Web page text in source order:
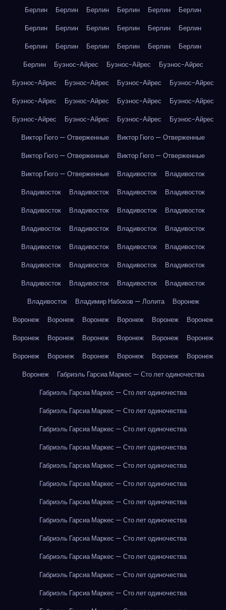
Берлин Берлин Берлин Берлин Берлин
Берлин
Берлин
Берлин Берлин Берлин Берлин
Берлин
Берлин
Берлин Берлин Берлин Берлин
Берлин
Берлин
Буэнос-Айрес Буэнос-Айрес
Буэнос-Айрес
Буэнос-Айрес
Буэнос-Айрес Буэнос-Айрес
Буэнос-Айрес
Буэнос-Айрес
Буэнос-Айрес Буэнос-Айрес
Буэнос-Айрес
Буэнос-Айрес
Буэнос-Айрес Буэнос-Айрес
Буэнос-Айрес
Виктор Гюго — Отверженные
Виктор Гюго — Отверженные
Виктор Гюго — Отверженные
Виктор Гюго — Отверженные
Виктор Гюго — Отверженные
Владивосток
Владивосток
Владивосток
Владивосток Владивосток
Владивосток
Владивосток
Владивосток Владивосток
Владивосток
Владивосток
Владивосток Владивосток
Владивосток
Владивосток
Владивосток Владивосток
Владивосток
Владивосток
Владивосток Владивосток
Владивосток
Владивосток
Владивосток Владивосток
Владивосток
Владивосток
Владимир Набоков — Лолита
Воронеж
Воронеж
Воронеж Воронеж Воронеж Воронеж
Воронеж
Воронеж
Воронеж Воронеж Воронеж Воронеж
Воронеж
Воронеж
Воронеж Воронеж Воронеж Воронеж
Воронеж
Воронеж
Габриэль Гарсиа Маркес — Сто лет одиночества
Габриэль Гарсиа Маркес — Сто лет одиночества
Габриэль Гарсиа Маркес — Сто лет одиночества
Габриэль Гарсиа Маркес — Сто лет одиночества
Габриэль Гарсиа Маркес — Сто лет одиночества
Габриэль Гарсиа Маркес — Сто лет одиночества
Габриэль Гарсиа Маркес — Сто лет одиночества
Габриэль Гарсиа Маркес — Сто лет одиночества
Габриэль Гарсиа Маркес — Сто лет одиночества
Габриэль Гарсиа Маркес — Сто лет одиночества
Габриэль Гарсиа Маркес — Сто лет одиночества
Габриэль Гарсиа Маркес — Сто лет одиночества
Габриэль Гарсиа Маркес — Сто лет одиночества